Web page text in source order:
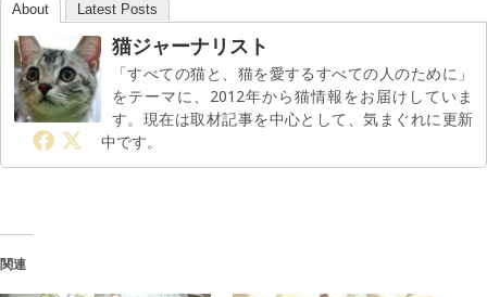
About Latest Posts
猫ジャーナリスト
「すべての猫と、猫を愛するすべての人のために」
をテーマに、2012年から猫情報をお届けしていま
す。現在は取材記事を中心として、気まぐれに更新
中です。
関連